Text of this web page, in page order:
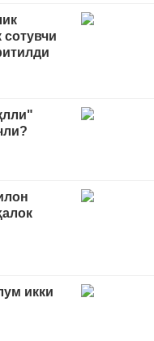
сотувчи
икки